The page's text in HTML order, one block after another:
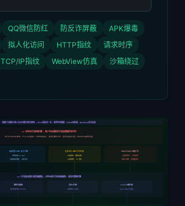
QQ微信防红 防反诈屏蔽
APK爆毒
拟人化访问 HTTP指纹
请求时序
TCP/IP指纹 WebView仿真
沙箱绕过
流量行为模拟与拟人化访问模式防红架构 — HTTP指纹归一化 · 请求时序建模 · TCP/IP栈伪装 · WebView交互仿真
L1: 四平台行为检测引擎 — 每个平台采集的行为指纹维度完全不同
HTTP Header顺序 · TLS JA4指纹 · TCP初始窗口 · 请求间隔δ分布 · 鼠标轨迹热力图 · WebView事件密度
QQ/微信 URL 安全引擎
内置浏览器 User-Agent
页面跳转链完整性 · JS执行验证
反诈中心 DPI 行为分析
TCP连接频率 · 数据包间隔
DNS查询模式 · SNI一致性
VirusTotal 沙箱行为
反虚拟机检测 · API调用序列
网络行为建模 · 延时触发检测
L2: 行为指纹采集与差异建模层 — 四平台的行为特征数据库 + 差异化策略引擎
腾讯行为指纹库
微信内置浏览器 X5/MMTLS
反诈DPI行为库
TCP拥塞窗口·ACK时序
VirusTotal沙箱行为库
Cuckoo/DroidBox行为签名